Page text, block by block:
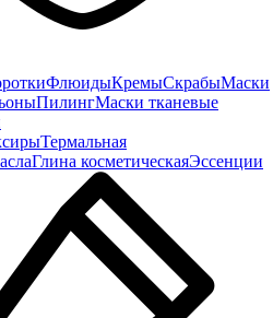
ФлюидыКремыСкрабыМаски
ПилингМаски тканевые
Термальная
Глина косметическаяЭссенции